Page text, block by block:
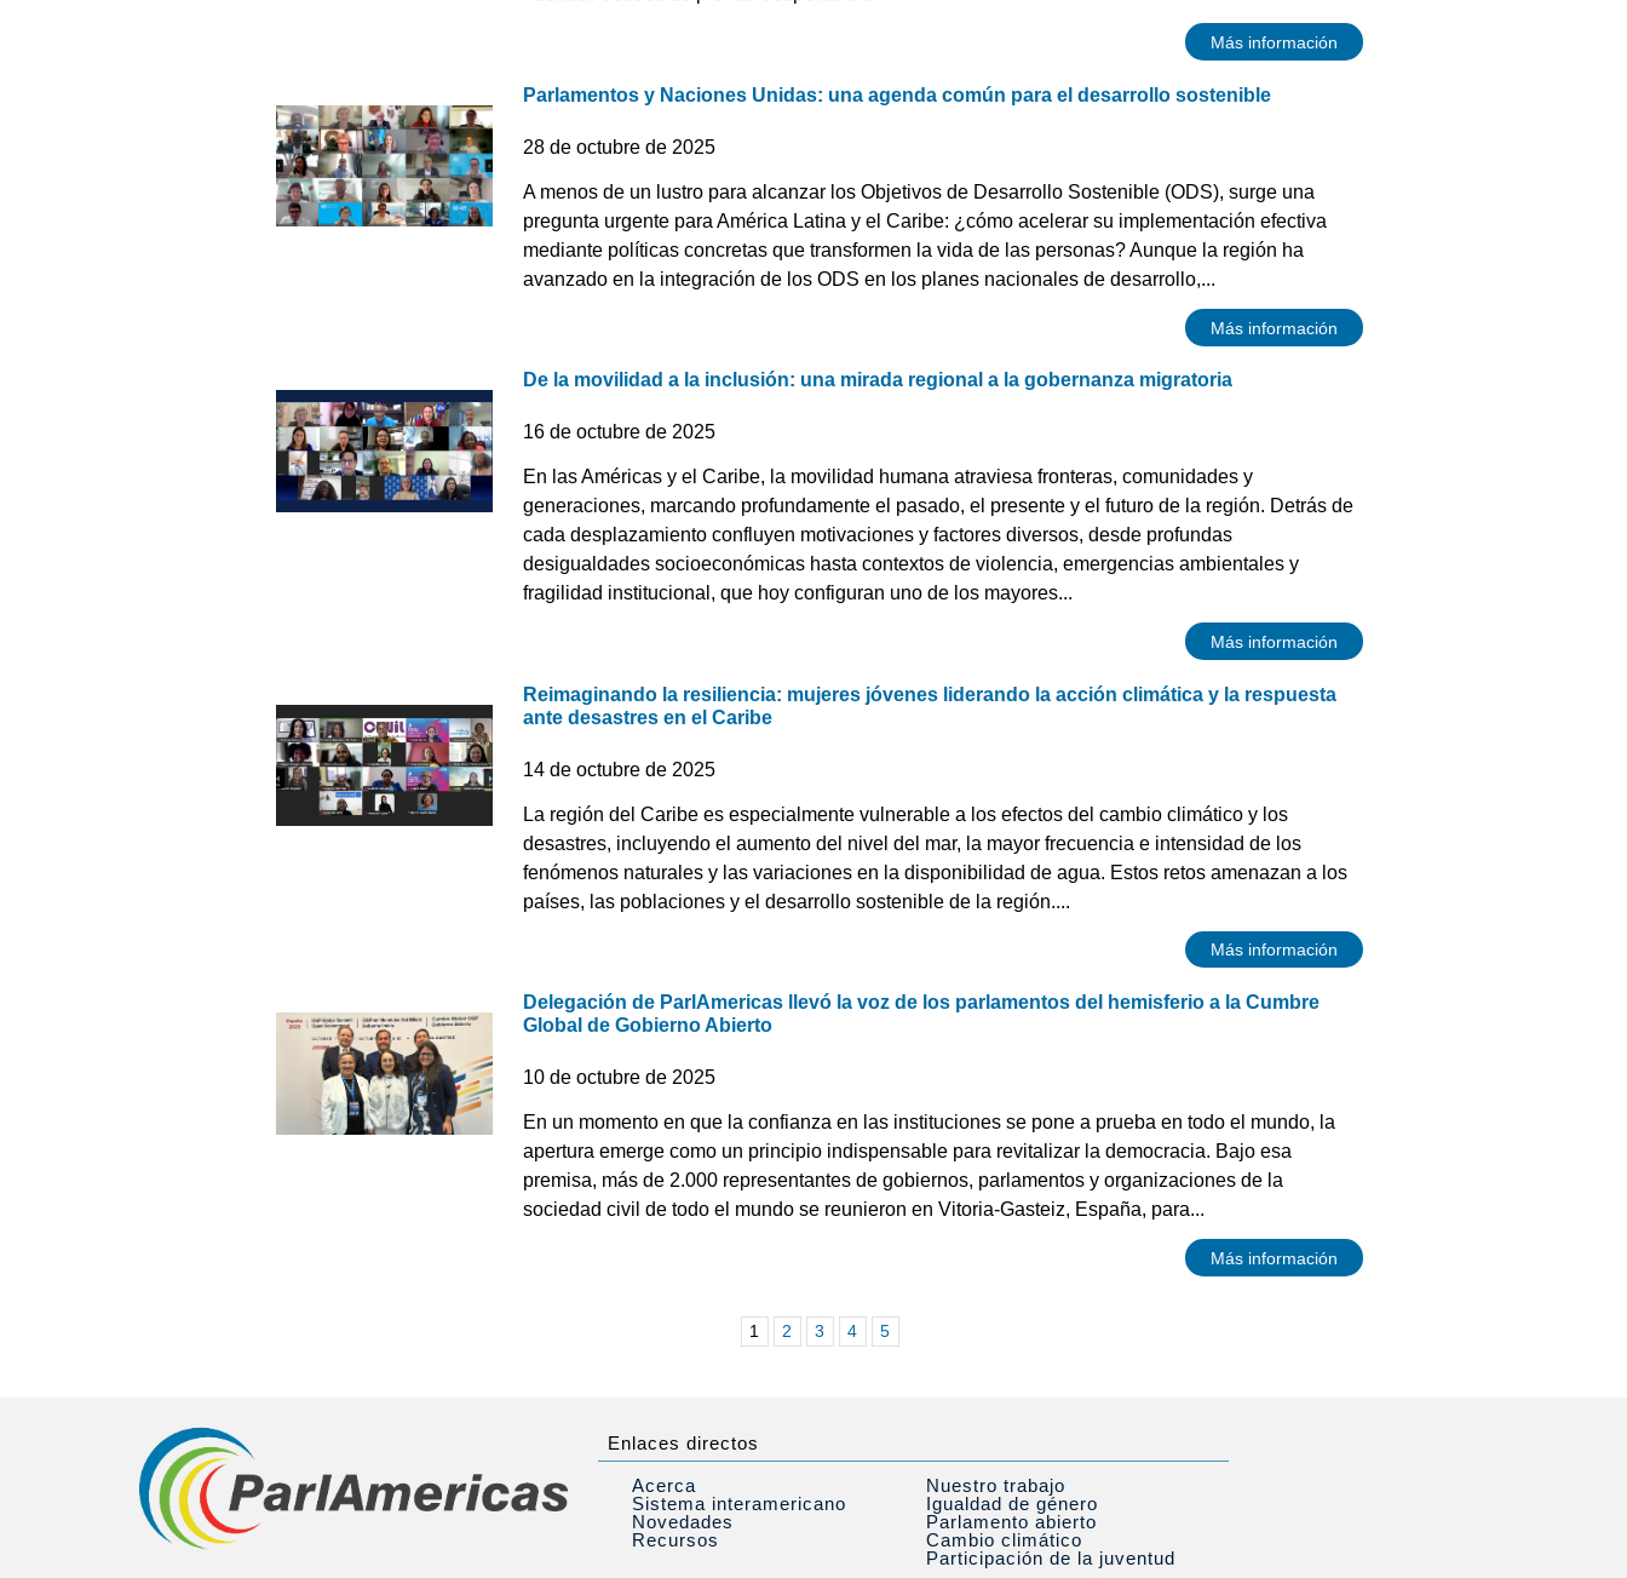
Más información
Parlamentos y Naciones Unidas: una agenda común para el desarrollo sostenible
28 de octubre de 2025
A menos de un lustro para alcanzar los Objetivos de Desarrollo Sostenible (ODS), surge una
pregunta urgente para América Latina y el Caribe: ¿cómo acelerar su implementación efectiva
mediante políticas concretas que transformen la vida de las personas? Aunque la región ha
avanzado en la integración de los ODS en los planes nacionales de desarrollo,...
Más información
De la movilidad a la inclusión: una mirada regional a la gobernanza migratoria
16 de octubre de 2025
En las Américas y el Caribe, la movilidad humana atraviesa fronteras, comunidades y
generaciones, marcando profundamente el pasado, el presente y el futuro de la región. Detrás de
cada desplazamiento confluyen motivaciones y factores diversos, desde profundas
desigualdades socioeconómicas hasta contextos de violencia, emergencias ambientales y
fragilidad institucional, que hoy configuran uno de los mayores...
Más información
Reimaginando la resiliencia: mujeres jóvenes liderando la acción climática y la respuesta
ante desastres en el Caribe
14 de octubre de 2025
La región del Caribe es especialmente vulnerable a los efectos del cambio climático y los
desastres, incluyendo el aumento del nivel del mar, la mayor frecuencia e intensidad de los
fenómenos naturales y las variaciones en la disponibilidad de agua. Estos retos amenazan a los
países, las poblaciones y el desarrollo sostenible de la región....
Más información
Delegación de ParlAmericas llevó la voz de los parlamentos del hemisferio a la Cumbre
Global de Gobierno Abierto
10 de octubre de 2025
En un momento en que la confianza en las instituciones se pone a prueba en todo el mundo, la
apertura emerge como un principio indispensable para revitalizar la democracia. Bajo esa
premisa, más de 2.000 representantes de gobiernos, parlamentos y organizaciones de la
sociedad civil de todo el mundo se reunieron en Vitoria-Gasteiz, España, para...
Más información
1 2 3 4 5
Enlaces directos
Acerca
Sistema interamericano
Novedades
Recursos
Nuestro trabajo
Igualdad de género
Parlamento abierto
Cambio climático
Participación de la juventud